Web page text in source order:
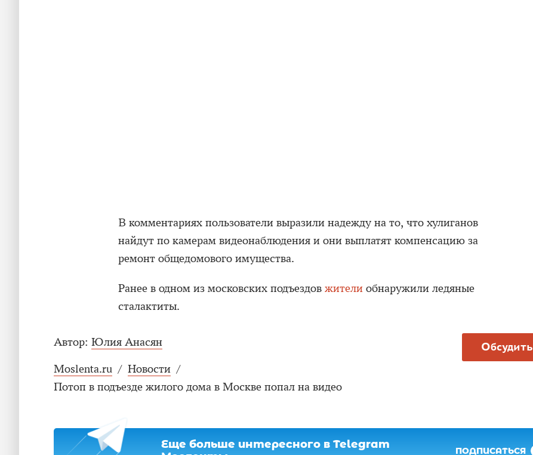
В комментариях пользователи выразили надежду на то, что хулиганов
найдут по камерам видеонаблюдения и они выплатят компенсацию за
ремонт общедомового имущества.
Ранее в одном из московских подъездов жители обнаружили ледяные
сталактиты.
Обсудить
Автор: Юлия Анасян
Moslenta.ru / Новости /
Потоп в подъезде жилого дома в Москве попал на видео
Еще больше интересного в Telegram
ПОДПИСАТЬСЯ